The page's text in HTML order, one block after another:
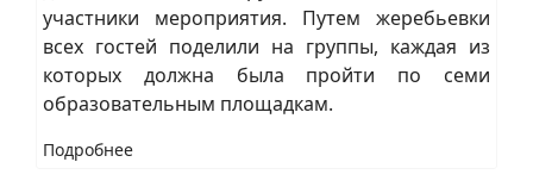
участники мероприятия. Путем жеребьевки
всех гостей поделили на группы, каждая из
которых должна была пройти по семи
образовательным площадкам.
Подробнее